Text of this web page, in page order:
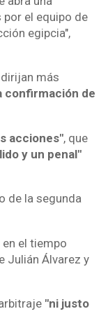
el equipo de
egipcia",
más
confirmación de
acciones", que
y un penal"
de la segunda
el tiempo
Julián Álvarez y
"ni justo